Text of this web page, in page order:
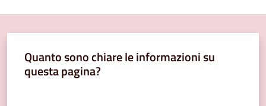
Quanto sono chiare le informazioni su
questa pagina?